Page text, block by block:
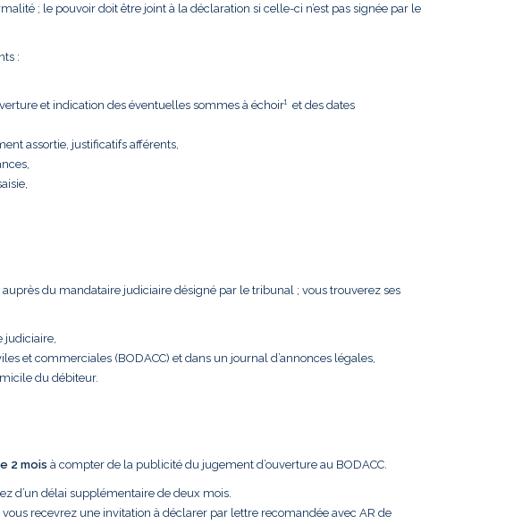
; le pouvoir doit être joint à la déclaration si celle-ci n’est pas signée par le
:
et indication des éventuelles sommes à échoir¹ et des dates
assortie, justificatifs afférents,
du mandataire judiciaire désigné par le tribunal ; vous trouverez ses
judiciaire,
et commerciales (BODACC) et dans un journal d’annonces légales,
du débiteur.
2 mois à compter de la publicité du jugement d’ouverture au BODACC.
d’un délai supplémentaire de deux mois.
recevrez une invitation à déclarer par lettre recomandée avec AR de